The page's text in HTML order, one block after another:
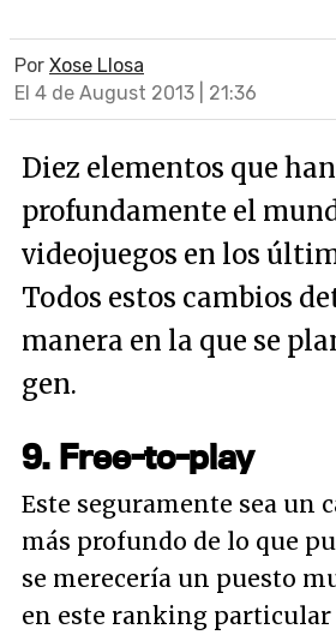
Por Xose Llosa
El 4 de August 2013 | 21:36
Diez elementos que
profundamente el
videojuegos en los
Todos estos cambios
manera en la que se
gen.
9. Free-to-play
Este seguramente sea un
más profundo de lo que
se merecería un puesto
en este ranking particular